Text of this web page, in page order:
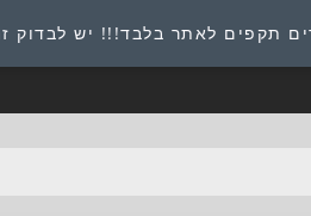
תקפים לאתר בלבד!!! יש לבדוק
כתובת : היוזמים 9 אור יהודה שירות לקוחות 054-8945722